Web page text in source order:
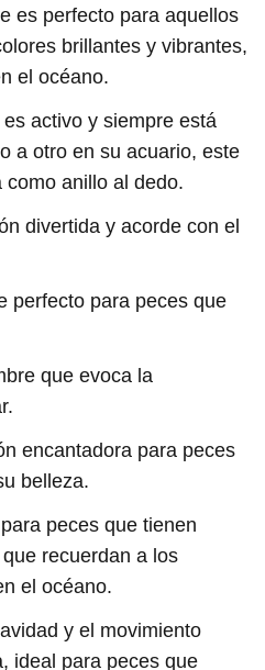
es perfecto para aquellos
brillantes y vibrantes,
el océano.
activo y siempre está
a otro en su acuario, este
como anillo al dedo.
divertida y acorde con el
perfecto para peces que
que evoca la
encantadora para peces
belleza.
peces que tienen
recuerdan a los
el océano.
y el movimiento
ideal para peces que